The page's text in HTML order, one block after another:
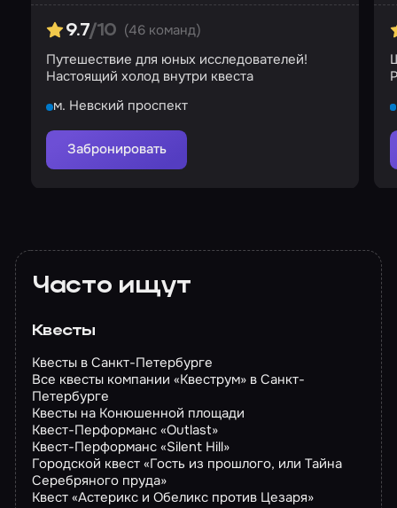
9.7/10 (46 команд)
Путешествие для юных исследователей!
Настоящий холод внутри квеста
м. Невский проспект
Забронировать
Часто ищут
Квесты
Квесты в Санкт-Петербурге
Все квесты компании «Квеструм» в Санкт-
Петербурге
Квесты на Конюшенной площади
Квест-Перформанс «Outlast»
Квест-Перформанс «Silent Hill»
Городской квест «Гость из прошлого, или Тайна
Серебряного пруда»
Квест «Астерикс и Обеликс против Цезаря»